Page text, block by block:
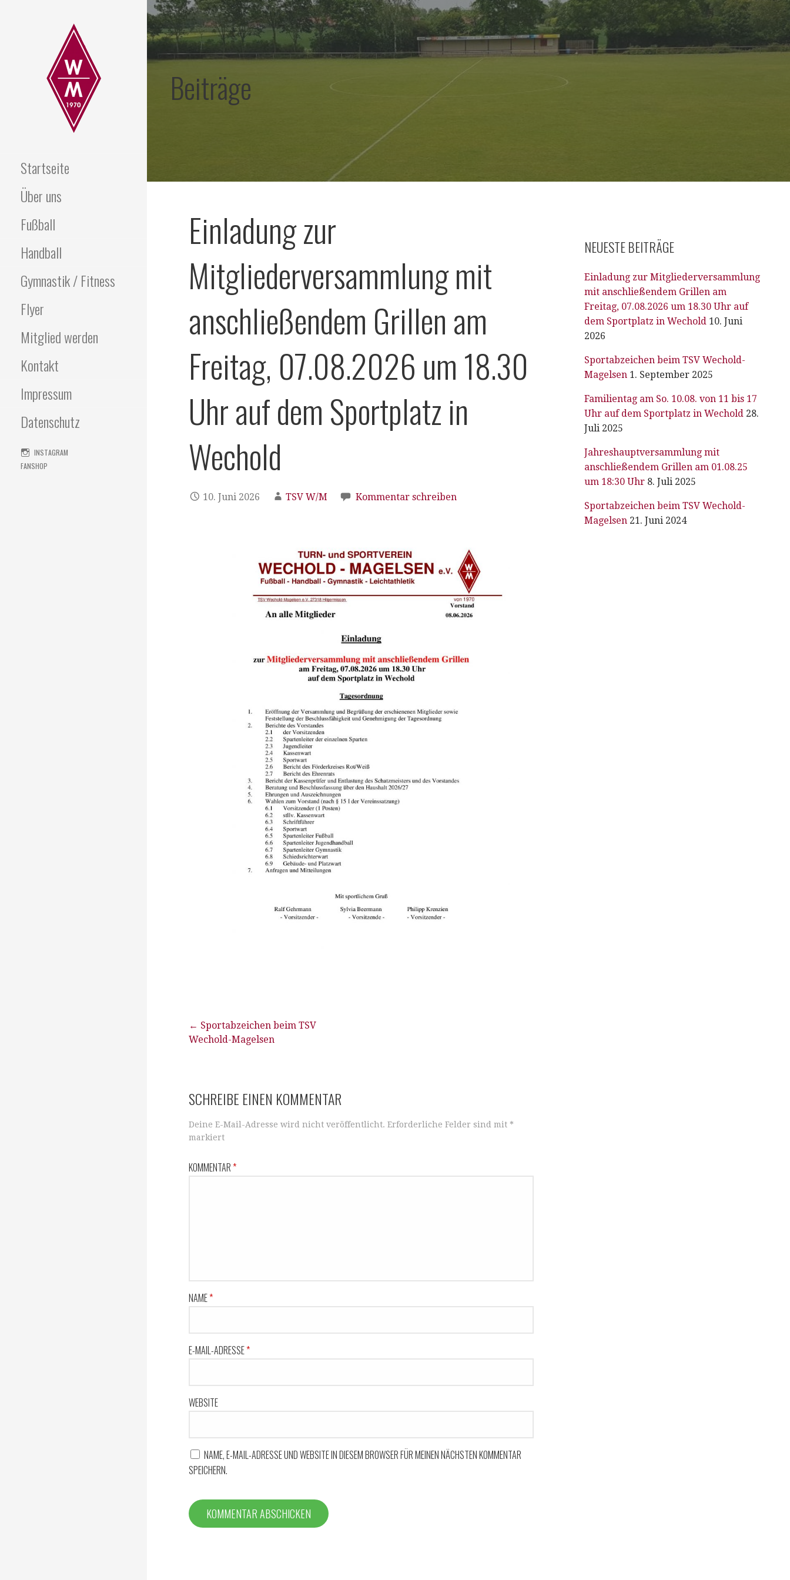
Zum
Inhalt
springen
MAGELSEN E.V.
Startseite
Über uns
Fußball
Handball
Gymnastik / Fitness
Flyer
Mitglied werden
Kontakt
Impressum
Datenschutz
INSTAGRAM
FANSHOP
Beiträge
Einladung zur
Mitgliederversammlung mit
anschließendem Grillen am
Freitag, 07.08.2026 um 18.30
Uhr auf dem Sportplatz in
Wechold
10. Juni 2026 TSV W/M Kommentar schreiben
Beitragsnavigation
← Sportabzeichen beim TSV
Wechold-Magelsen
SCHREIBE EINEN KOMMENTAR
Deine E-Mail-Adresse wird nicht veröffentlicht. Erforderliche Felder sind mit *
markiert
KOMMENTAR*
NAME*
E-MAIL-ADRESSE*
WEBSITE
NAME, E-MAIL-ADRESSE UND WEBSITE IN DIESEM BROWSER FÜR MEINEN NÄCHSTEN KOMMENTAR
SPEICHERN.
NEUESTE BEITRÄGE
Einladung zur Mitgliederversammlung
mit anschließendem Grillen am
Freitag, 07.08.2026 um 18.30 Uhr auf
dem Sportplatz in Wechold 10. Juni
2026
Sportabzeichen beim TSV Wechold-
Magelsen 1. September 2025
Familientag am So. 10.08. von 11 bis 17
Uhr auf dem Sportplatz in Wechold 28.
Juli 2025
Jahreshauptversammlung mit
anschließendem Grillen am 01.08.25
um 18:30 Uhr 8. Juli 2025
Sportabzeichen beim TSV Wechold-
Magelsen 21. Juni 2024